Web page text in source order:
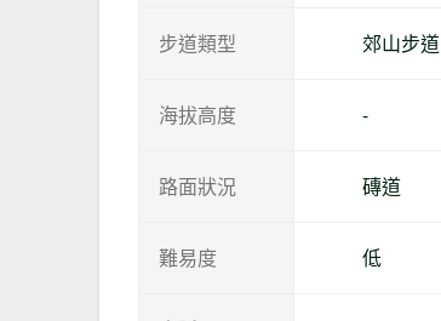
步道類型 郊山步道
海拔高度 -
路面狀況 磚道
難易度 低